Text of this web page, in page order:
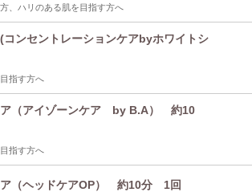
、ハリのある肌を目指す方へ
コンセントレーションケアbyホワイトシ
指す方へ
ア（アイゾーンケア by B.A） 約10
指す方へ
ア（ヘッドケアOP） 約10分 1回